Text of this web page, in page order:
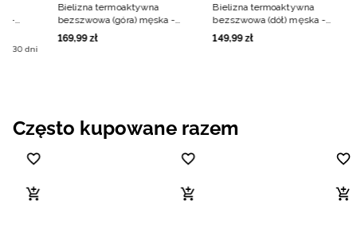
-
30 dni
Bielizna termoaktywna
bezszwowa (góra) męska -
czarna
169,99 zł
Bielizna termoaktywna
bezszwowa (dół) męska -
czarna
149,99 zł
Często kupowane razem